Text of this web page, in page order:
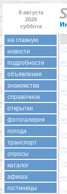
8 августа
2026
суббота
на главную
новости
подробности
объявления
знакомства
справочное
открытки
фотогалерея
погода
транспорт
опросы
каталог
афиша
гостиницы